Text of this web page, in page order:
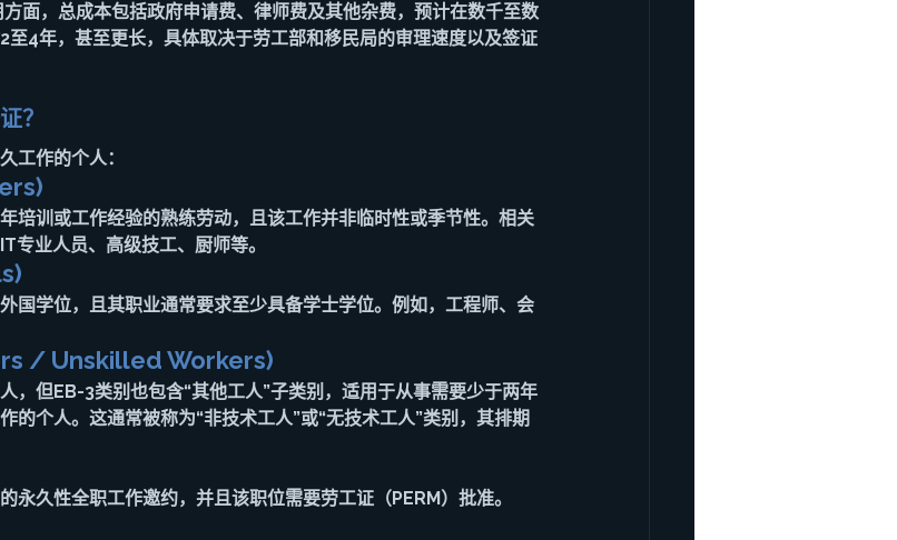
方面，总成本包括政府申请费、律师费及其他杂费，预计在数千至数
至4年，甚至更长，具体取决于劳工部和移民局的审理速度以及签证
？
工作的个人：
培训或工作经验的熟练劳动，且该工作并非临时性或季节性。相关
专业人员、高级技工、厨师等。
国学位，且其职业通常要求至少具备学士学位。例如，工程师、会
/ Unskilled Workers)
，但EB-3类别也包含“其他工人”子类别，适用于从事需要少于两年
的个人。这通常被称为“非技术工人”或“无技术工人”类别，其排期
永久性全职工作邀约，并且该职位需要劳工证（PERM）批准。